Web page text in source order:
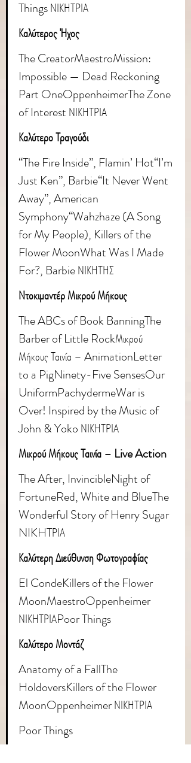
Things ΝΙΚΗΤΡΙΑ
Καλύτερος Ήχος
The CreatorMaestroMission:
Impossible — Dead Reckoning
Part OneOppenheimerThe Zone
of Interest ΝΙΚΗΤΡΙΑ
Καλύτερο Τραγούδι
“The Fire Inside”, Flamin’ Hot“I’m
Just Ken”, Barbie“It Never Went
Away”, American
Symphony“Wahzhaze (A Song
for My People), Killers of the
Flower MoonWhat Was I Made
For?, Barbie ΝΙΚΗΤΗΣ
Ντοκιμαντέρ Μικρού Μήκους
The ABCs of Book BanningThe
Barber of Little RockΜικρού
Μήκους Ταινία – AnimationLetter
to a PigNinety-Five SensesOur
UniformPachydermeWar is
Over! Inspired by the Music of
John & Yoko ΝΙΚΗΤΡΙΑ
Μικρού Μήκους Ταινία – Live Action
The After, InvincibleNight of
FortuneRed, White and BlueThe
Wonderful Story of Henry Sugar
NIKHTΡΙΑ
Καλύτερη Διεύθυνση Φωτογραφίας
El CondeKillers of the Flower
MoonMaestroOppenheimer
ΝΙΚΗΤΡΙΑPoor Things
Καλύτερο Μοντάζ
Anatomy of a FallThe
HoldoversKillers of the Flower
MoonOppenheimer ΝΙΚΗΤΡΙΑ
Poor Things